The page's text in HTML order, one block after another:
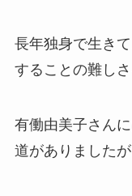
長年独身で生き
することの難し
有働由美子さん
道がありました